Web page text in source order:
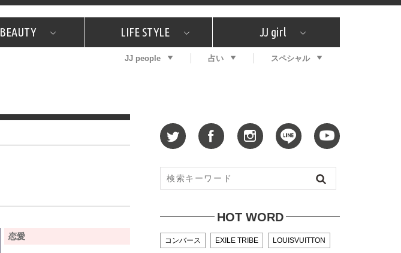
JJスタッフの"それどこの"？ プチプラ プレゼント
BEAUTY
コスメ全部試してみた What's NEW？ 特集
LIFE STYLE
JJグルメガイド エンタメ プレゼント
恋愛
JJ girl
特集 おしゃラン！
JJ people 占い スペシャル
恋愛
HOT WORD
コンバース EXILE TRIBE LOUISVUITTON